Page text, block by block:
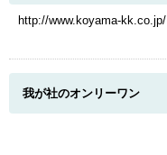
http://www.koyama-kk.co.jp/
我が社のオンリーワン